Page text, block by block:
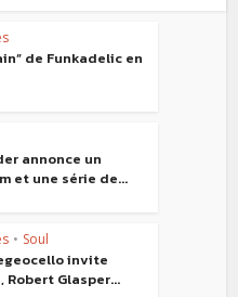
de Funkadelic en
annonce un
et une série de...
• Soul
invite
Robert Glasper...